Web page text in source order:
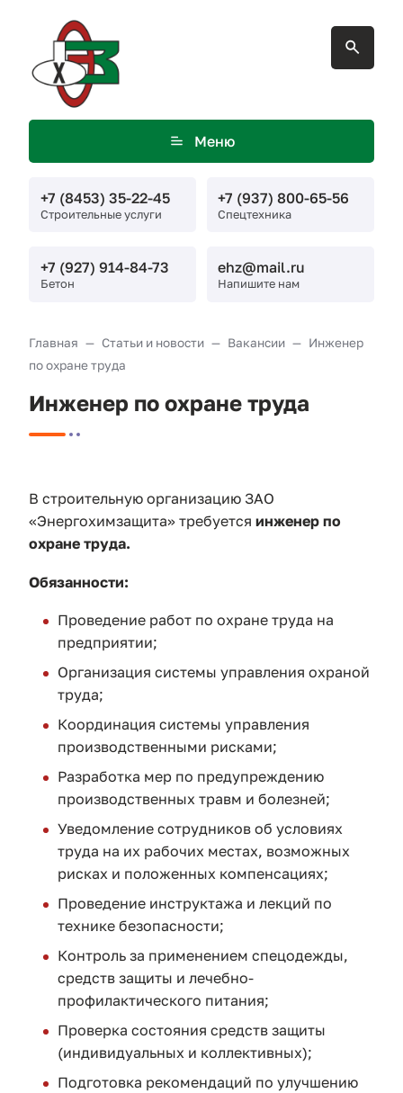
Меню
+7 (8453) 35-22-45
Строительные услуги
+7 (937) 800-65-56
Спецтехника
+7 (927) 914-84-73
Бетон
ehz@mail.ru
Напишите нам
Главная Статьи и новости Вакансии
Инженер
по охране труда
Инженер по охране труда
В строительную организацию ЗАО
«Энергохимзащита» требуется инженер по
охране труда.
Обязанности:
Проведение работ по охране труда на
предприятии;
Организация системы управления охраной
труда;
Координация системы управления
производственными рисками;
Разработка мер по предупреждению
производственных травм и болезней;
Уведомление сотрудников об условиях
труда на их рабочих местах, возможных
рисках и положенных компенсациях;
Проведение инструктажа и лекций по
технике безопасности;
Контроль за применением спецодежды,
средств защиты и лечебно-
профилактического питания;
Проверка состояния средств защиты
(индивидуальных и коллективных);
Подготовка рекомендаций по улучшению